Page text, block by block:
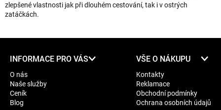
zlepšené vlastnosti jak při dlouhém cestování, tak i v ostrých
zatáčkách.
INFORMACE PRO VÁS
O nás
Naše služby
Ceník
Blog
VŠE O NÁKUPU
Kontakty
Reklamace
Obchodní podmínky
Ochrana osobních údajů